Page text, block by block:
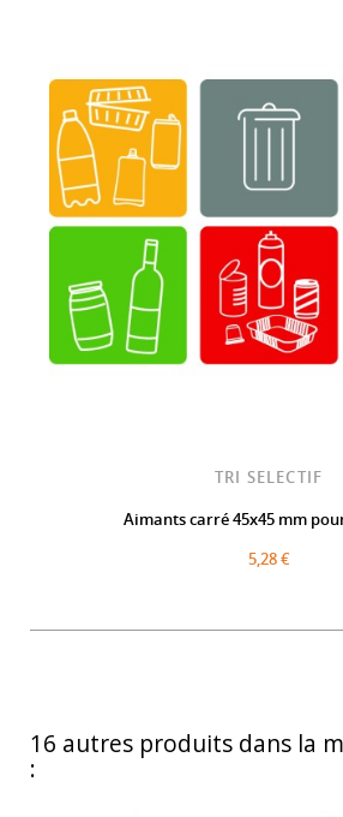
TRI SELECTIF
Aimants carré 45x45 mm
5,28 €
16 autres produits dans la
: